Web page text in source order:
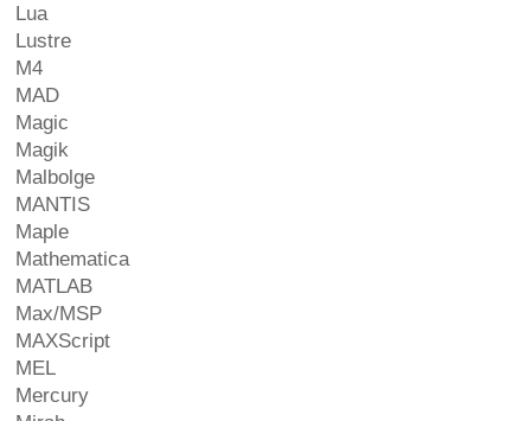
Lua
Lustre
M4
MAD
Magic
Magik
Malbolge
MANTIS
Maple
Mathematica
MATLAB
Max/MSP
MAXScript
MEL
Mercury